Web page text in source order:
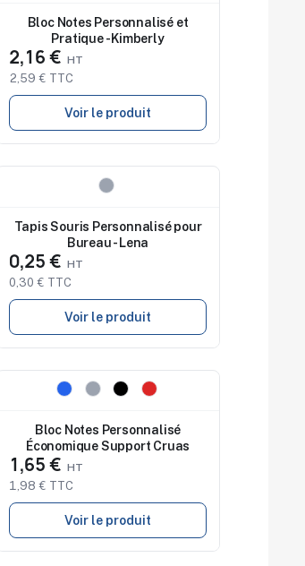
Bloc Notes Personnalisé et
Pratique - Kimberly
2,16 €
2,59 € TTC
Voir le produit
Tapis Souris Personnalisé pour
Bureau - Lena
0,25 €
0,30 € TTC
Voir le produit
Nouveau
Bloc Notes Personnalisé
Économique Support Cruas
1,65 €
1,98 € TTC
Voir le produit